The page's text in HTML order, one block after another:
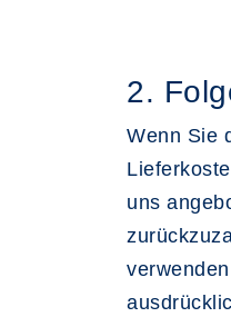
2.
Wenn Sie
uns